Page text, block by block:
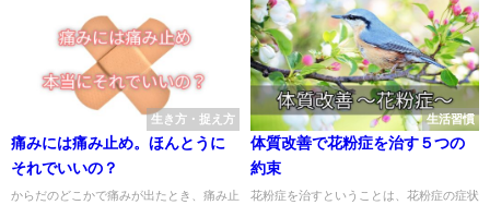
生き方・捉え方
痛みには痛み止め。ほんとうに
それでいいの？
からだのどこかで痛みが出たとき、痛み止
生活習慣
体質改善で花粉症を治す５つの
約束
花粉症を治すということは、花粉症の症状